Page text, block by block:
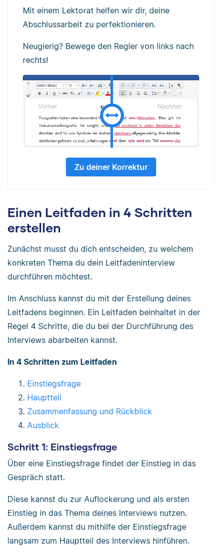
Mit einem Lektorat helfen wir dir, deine
Abschlussarbeit zu perfektionieren.
Neugierig? Bewege den Regler von links nach
rechts!
Zu deiner Korrektur
Einen Leitfaden in 4 Schritten
erstellen
Zunächst musst du dich entscheiden, zu welchem
konkreten Thema du dein Leitfadeninterview
durchführen möchtest.
Im Anschluss kannst du mit der Erstellung deines
Leitfadens beginnen. Ein Leitfaden beinhaltet in der
Regel 4 Schritte, die du bei der Durchführung des
Interviews abarbeiten kannst.
In 4 Schritten zum Leitfaden
Einstiegsfrage
Hauptteil
Zusammenfassung und Rückblick
Ausblick
Schritt 1: Einstiegsfrage
Über eine Einstiegsfrage findet der Einstieg in das
Gespräch statt.
Diese kannst du zur Auflockerung und als ersten
Einstieg in das Thema deines Interviews nutzen.
Außerdem kannst du mithilfe der Einstiegsfrage
langsam zum Hauptteil des Interviews hinführen.